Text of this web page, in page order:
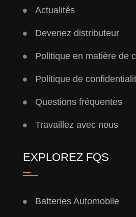
Actualités
Devenez distributeur
Politique en matière de
Politique de
Questions fréquentes
Travaillez avec nous
EXPLOREZ FQS
Batteries Automobile